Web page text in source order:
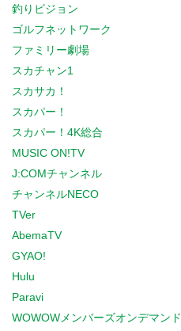
釣りビジョン
ゴルフネットワーク
ファミリー劇場
スカチャン1
スカサカ！
スカパー！
スカパー！4K総合
MUSIC ON!TV
J:COMチャンネル
チャンネルNECO
TVer
AbemaTV
GYAO!
Hulu
Paravi
WOWOWメンバーズオンデマンド